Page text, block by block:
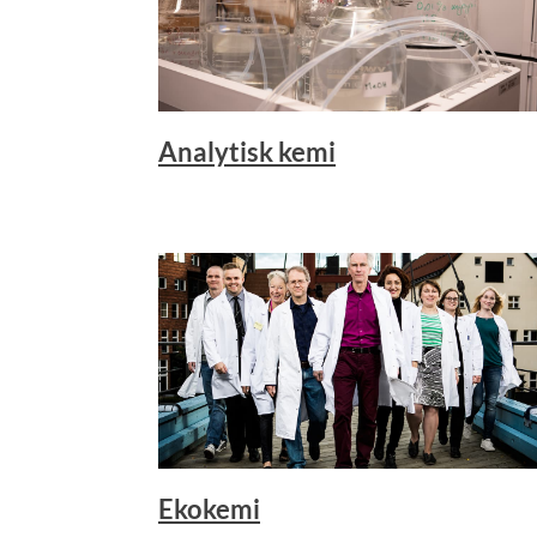
Analytisk kemi
Ekokemi